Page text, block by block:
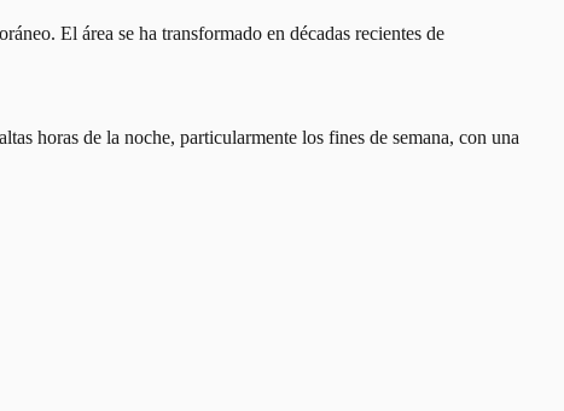
El área se ha transformado en décadas recientes de
horas de la noche, particularmente los fines de semana, con una